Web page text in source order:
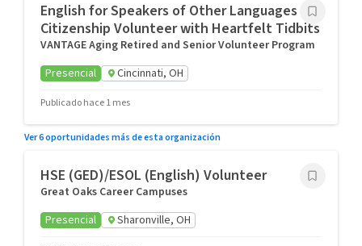
English for Speakers of Other Languages &
Citizenship Volunteer with Heartfelt Tidbits
VANTAGE Aging Retired and Senior Volunteer Program
Presencial
Cincinnati, OH
Publicado hace 1 mes
Ver 6 oportunidades más de esta organización
HSE (GED)/ESOL (English) Volunteer
Great Oaks Career Campuses
Presencial
Sharonville, OH